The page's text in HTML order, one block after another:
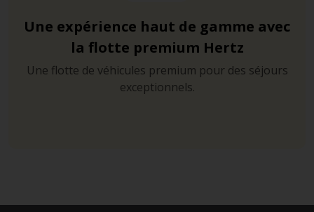
Une expérience haut de gamme avec
la flotte premium Hertz
Une flotte de véhicules premium pour des séjours
exceptionnels.